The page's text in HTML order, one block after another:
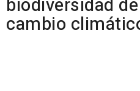
biodiversidad
cambio